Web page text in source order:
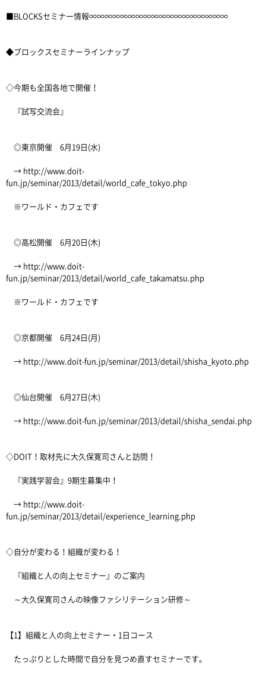
■BLOCKSセミナー情報∞∞∞∞∞∞∞∞∞∞∞∞∞∞∞∞∞∞
◆ブロックスセミナーラインナップ
◇今期も全国各地で開催！
『試写交流会』
◎東京開催 6月19日(水)
→ http://www.doit-
fun.jp/seminar/2013/detail/world_cafe_tokyo.php
※ワールド・カフェです
◎高松開催 6月20日(木)
→ http://www.doit-
fun.jp/seminar/2013/detail/world_cafe_takamatsu.php
※ワールド・カフェです
◎京都開催 6月24日(月)
→ http://www.doit-fun.jp/seminar/2013/detail/shisha_kyoto.php
◎仙台開催 6月27日(木)
→ http://www.doit-fun.jp/seminar/2013/detail/shisha_sendai.php
◇DOIT！取材先に大久保寛司さんと訪問！
『実践学習会』9期生募集中！
→ http://www.doit-
fun.jp/seminar/2013/detail/experience_learning.php
◇自分が変わる！組織が変わる！
『組織と人の向上セミナー』のご案内
～大久保寛司さんの映像ファシリテーション研修～
【1】組織と人の向上セミナー・1日コース
たっぷりとした時間で自分を見つめ直すセミナーです。